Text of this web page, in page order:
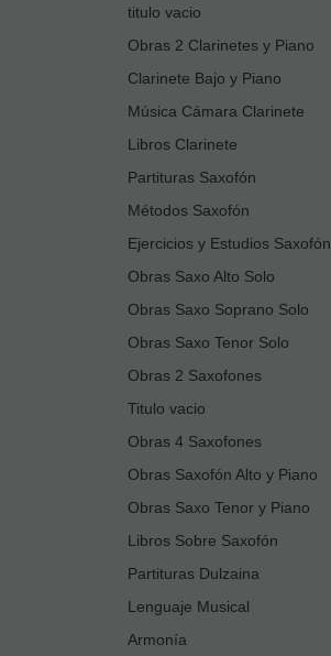
titulo vacio
Obras 2 Clarinetes y Piano
Clarinete Bajo y Piano
Música Cámara Clarinete
Libros Clarinete
Partituras Saxofón
Métodos Saxofón
Ejercicios y Estudios Saxofón
Obras Saxo Alto Solo
Obras Saxo Soprano Solo
Obras Saxo Tenor Solo
Obras 2 Saxofones
Titulo vacio
Obras 4 Saxofones
Obras Saxofón Alto y Piano
Obras Saxo Tenor y Piano
Libros Sobre Saxofón
Partituras Dulzaina
Lenguaje Musical
Armonía